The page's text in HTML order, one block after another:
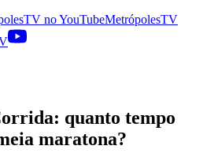
noYouTubeMetrópolesTV
quanto tempo
maratona?